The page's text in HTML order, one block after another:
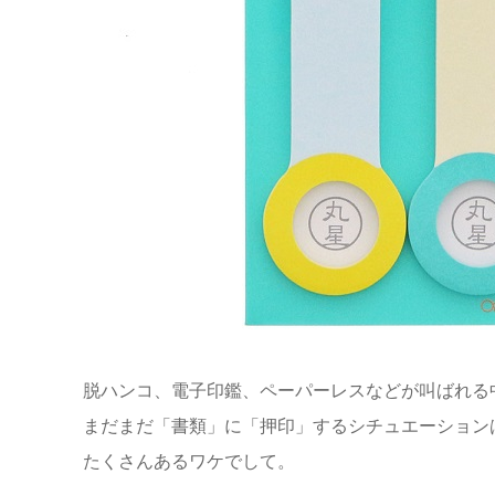
脱ハンコ、電子印鑑、ペーパーレスなどが叫ばれる
まだまだ「書類」に「押印」するシチュエーション
たくさんあるワケでして。